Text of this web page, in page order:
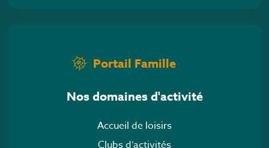
Portail Famille
Nos domaines d'activité
Accueil de loisirs
Clubs d’activités